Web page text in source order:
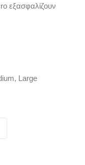
εξασφαλίζουν
Large